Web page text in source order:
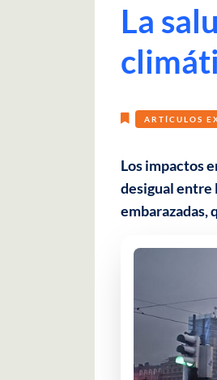
La
ARTÍCULOS
Los impactos
desigual entre
embarazadas,